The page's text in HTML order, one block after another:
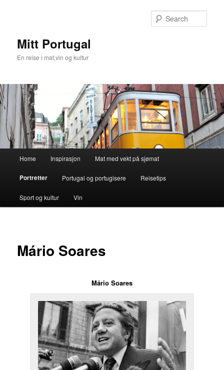
Mitt Portugal
En reise i mat,vin og kultur
Home Inspirasjon Mat med vekt på sjømat
Portretter Portugal og portugisere Reisetips
Sport og kultur Vin
Mário Soares
Mário Soares